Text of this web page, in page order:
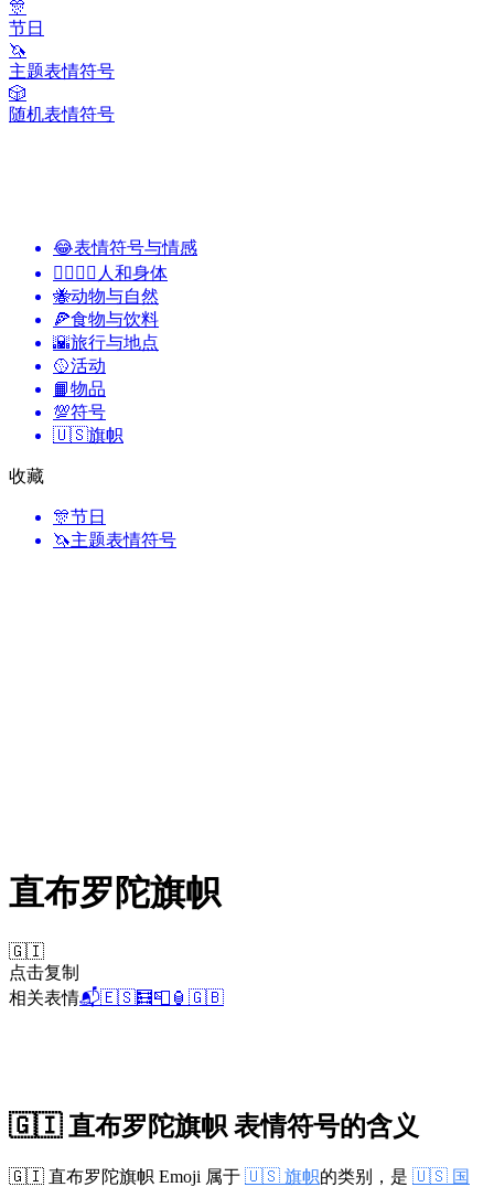
🎊
节日
🦄
主题表情符号
🎲
随机表情符号
😂表情符号与情感
👩‍❤️‍💋‍👨 人和身体
🐝动物与自然
🍕食物与饮料
🌇旅行与地点
🥎活动
📙物品
💯符号
🇺🇸旗帜
收藏
🎊节日
🦄主题表情符号
直布罗陀旗帜
🇬🇮
点击复制
相关表情📬🇪🇸🧮📮 🏮 🇬🇧
🇬🇮 直布罗陀旗帜 表情符号的含义
🇬🇮 直布罗陀旗帜 Emoji 属于 🇺🇸 旗帜的类别，是 🇺🇸 国